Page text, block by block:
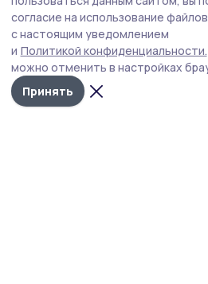
округ
Икона Николая Угодника спустя
петровский храм в селе
согласие на использование
с настоящим уведомлением
и Политикой конфиденциальности.
можно отменить в настройках
Принять